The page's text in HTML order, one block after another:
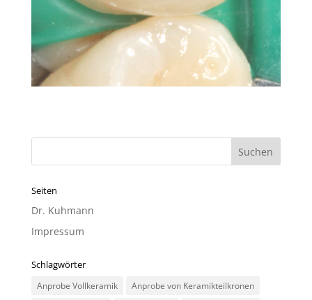
Seiten
Dr. Kuhmann
Impressum
Schlagwörter
Anprobe Vollkeramik
Anprobe von Keramikteilkronen